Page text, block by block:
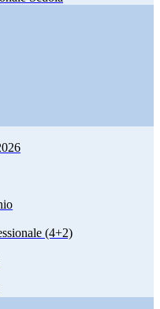
(4+2)